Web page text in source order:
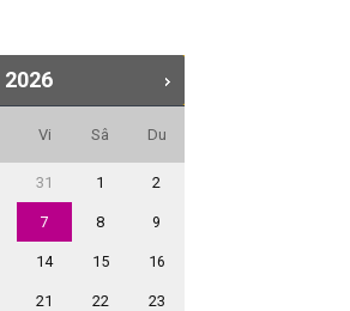
2026
Vi Sâ Du
31 1 2
7 8 9
14 15 16
21 22 23